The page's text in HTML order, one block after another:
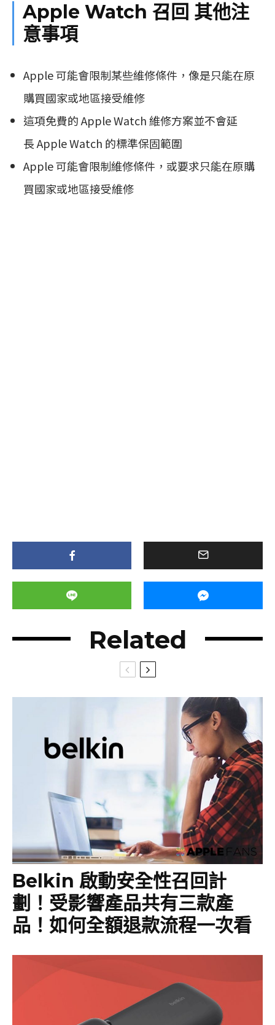
Apple Watch 召回 其他注
意事項
Apple 可能會限制某些維修條件，像是只能在原
購買國家或地區接受維修
這項免費的 Apple Watch 維修方案並不會延
長 Apple Watch 的標準保固範圍
Apple 可能會限制維修條件，或要求只能在原購
買國家或地區接受維修
Related
Belkin 啟動安全性召回計
劃！受影響產品共有三款產
品！如何全額退款流程一次看